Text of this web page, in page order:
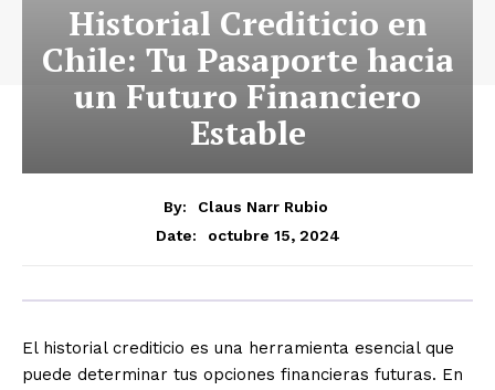
Historial Crediticio en
Chile: Tu Pasaporte hacia
un Futuro Financiero
Estable
By:
Claus Narr Rubio
Date:
octubre 15, 2024
El historial crediticio es una herramienta esencial que
puede determinar tus opciones financieras futuras. En